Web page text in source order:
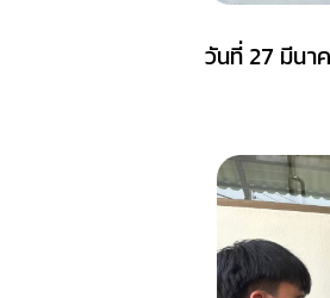
วันที่ 27 มีนา